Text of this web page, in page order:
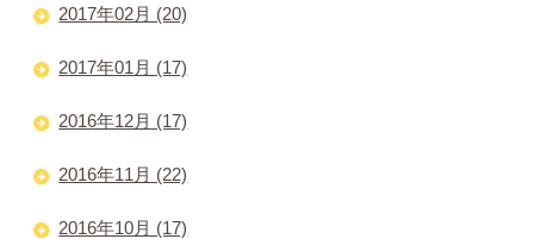
2017年02月 (20)
2017年01月 (17)
2016年12月 (17)
2016年11月 (22)
2016年10月 (17)